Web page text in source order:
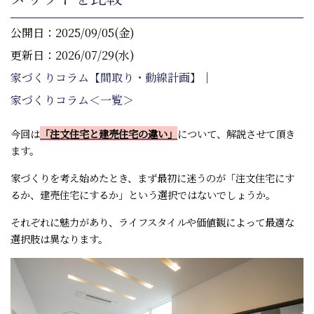
公開日：2025/09/05(金)
更新日：2026/07/29(水)
家づくりコラム【間取り・動線計画】
｜
家づくりコラム＜一覧＞
今回は 「注文住宅と建売住宅の違い」 について、解説させて頂き
ます。
家づくりを考え始めたとき、まず最初に迷うのが「注文住宅にす
るか、建売住宅にするか」という選択ではないでしょうか。
それぞれに魅力があり、ライフスタイルや価値観によって最適な
選択肢は異なります。